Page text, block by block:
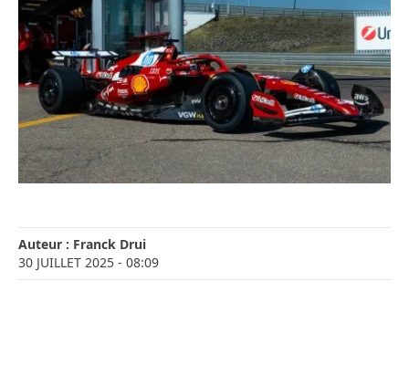
Auteur : Franck Drui
30 JUILLET 2025 - 08:09